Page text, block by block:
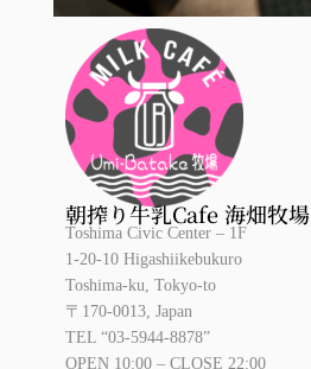
朝搾り牛乳Cafe 海畑牧場
Toshima Civic Center – 1F
1-20-10 Higashiikebukuro
Toshima-ku, Tokyo-to
〒170-0013, Japan
TEL “03-5944-8878”
OPEN 10:00 – CLOSE 22:00